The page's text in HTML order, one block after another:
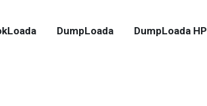
DumpLoada DumpLoada HP